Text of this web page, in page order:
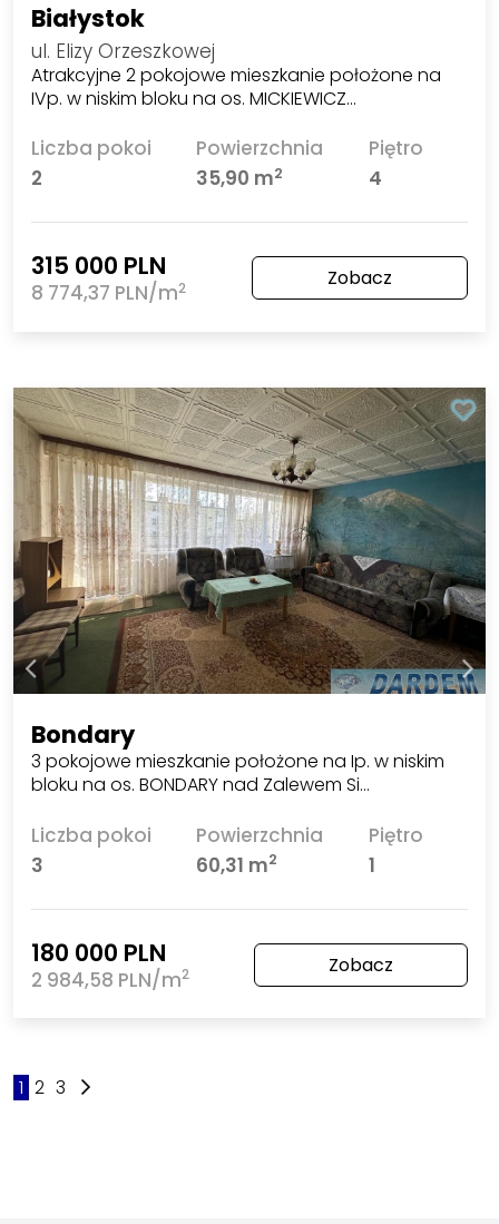
Białystok
ul. Elizy Orzeszkowej
Atrakcyjne 2 pokojowe mieszkanie położone na
IVp. w niskim bloku na os. MICKIEWICZ…
Liczba pokoi
2
Powierzchnia
35,90 m2
Piętro
4
315 000 PLN
8 774,37 PLN/m2 Zobacz
Bondary
3 pokojowe mieszkanie położone na Ip. w niskim
bloku na os. BONDARY nad Zalewem Si…
Liczba pokoi
3
Powierzchnia
60,31 m2
Piętro
1
180 000 PLN
2 984,58 PLN/m2 Zobacz
1 2 3